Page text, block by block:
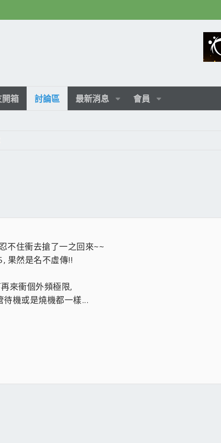
箱 討論區 最新消息 會員
不住衝去搶了一之回來~~
果然是名不虛傳!!
來衝個外頻極限,
機或是燒機都一樣...